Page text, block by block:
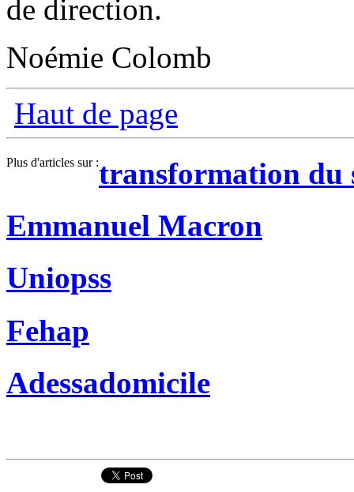
de direction.
Noémie Colomb
Haut de page
Plus d'articles sur :transformation du
Emmanuel Macron
Uniopss
Fehap
Adessadomicile